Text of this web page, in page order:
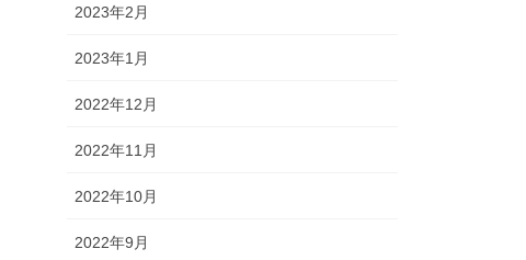
2023年2月
2023年1月
2022年12月
2022年11月
2022年10月
2022年9月